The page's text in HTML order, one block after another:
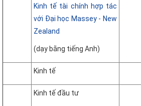
Kinh tế tài chính hợp tác
với Đại học Massey - New
Zealand
(dạy bằng tiếng Anh)
Kinh tế
Kinh tế đầu tư